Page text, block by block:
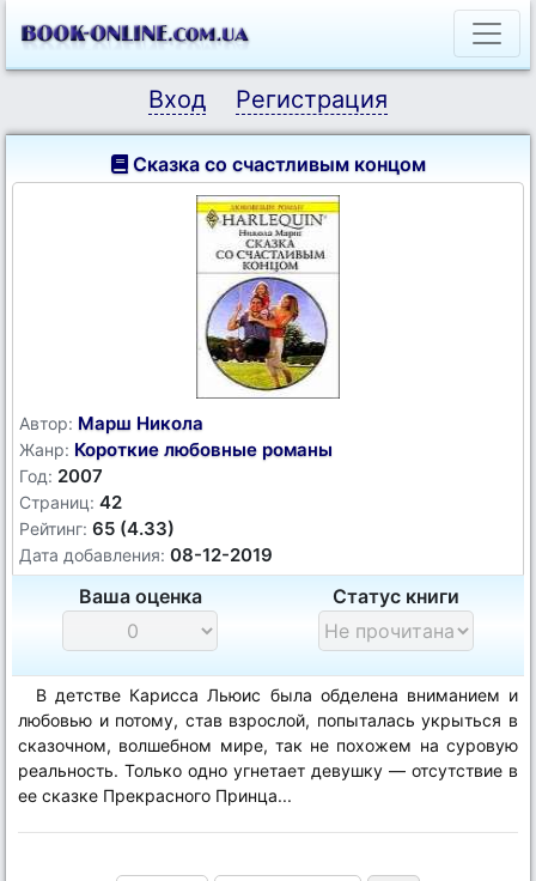
Вход Регистрация
Сказка со счастливым концом
Автор: Марш Никола
Жанр: Короткие любовные романы
Год: 2007
Страниц: 42
Рейтинг: 65 (4.33)
Дата добавления: 08-12-2019
Ваша оценка Статус книги
В детстве Кариcса Льюис была обделена вниманием и
любовью и потому, став взрослой, попыталась укрыться в
сказочном, волшебном мире, так не похожем на суровую
реальность. Только одно угнетает девушку — отсутствие в
ее сказке Прекрасного Принца...